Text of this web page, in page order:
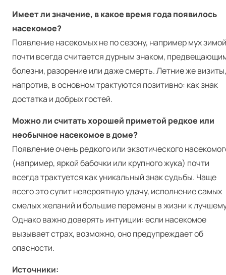
Имеет ли значение, в какое время года появилось
насекомое?
Появление насекомых не по сезону, например мух
почти всегда считается дурным знаком,
болезни, разорение или даже смерть. Летние же визиты,
напротив, в основном трактуются позитивно: как знак
достатка и добрых гостей.
Можно ли считать хорошей приметой редкое или
необычное насекомое в доме?
Появление очень редкого или экзотического
(например, яркой бабочки или крупного жука) почти
всегда трактуется как уникальный знак судьбы. Чаще
всего это сулит невероятную удачу, исполнение самых
смелых желаний и большие перемены в жизни к
Однако важно доверять интуиции: если насекомое
вызывает страх, возможно, оно предупреждает об
опасности.
Источники: